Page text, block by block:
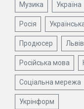
Музика Україна
Росія
Продюсер Львів
Російська мова
Соціальна мережа
Укрінформ